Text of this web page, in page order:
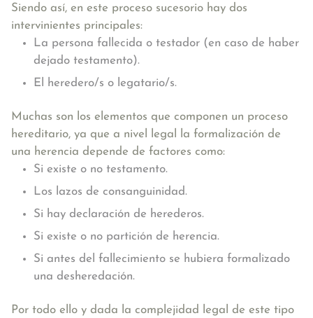
Siendo así, en este proceso sucesorio hay dos
intervinientes principales:
La persona fallecida o testador (en caso de haber
dejado testamento).
El heredero/s o legatario/s.
Muchas son los elementos que componen un proceso
hereditario, ya que a nivel legal la formalización de
una herencia depende de factores como:
Si existe o no testamento.
Los lazos de consanguinidad.
Si hay declaración de herederos.
Si existe o no partición de herencia.
Si antes del fallecimiento se hubiera formalizado
una desheredación.
Por todo ello y dada la complejidad legal de este tipo